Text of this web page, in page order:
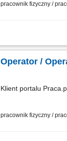
pracownik fizyczny /
Samodzielna obsługa
Operator /
Klient portalu
pracownik fizyczny /